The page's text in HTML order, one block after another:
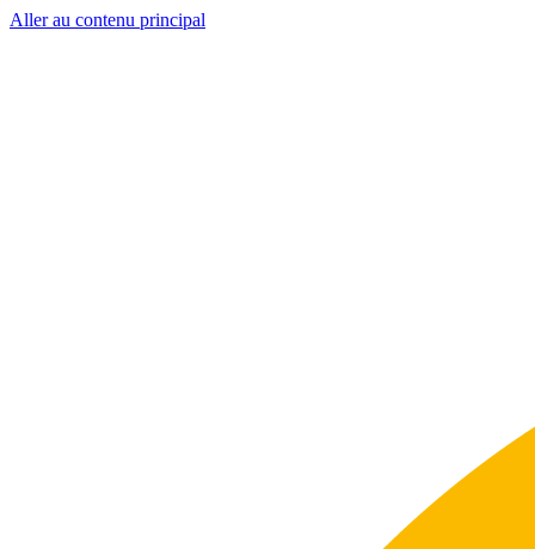
Aller au contenu principal